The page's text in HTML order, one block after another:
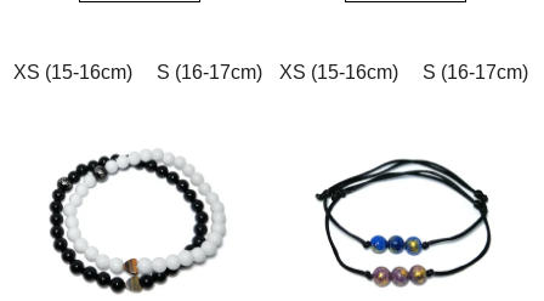
XS (15-16cm) S (16-17cm) M (17-18cm) L (18-19cm)
XS (15-16cm) S (16-17cm)